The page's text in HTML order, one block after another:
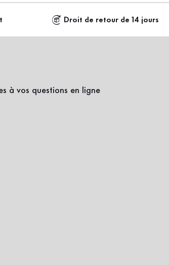
Droit de retour de 14 jours
à vos questions en ligne